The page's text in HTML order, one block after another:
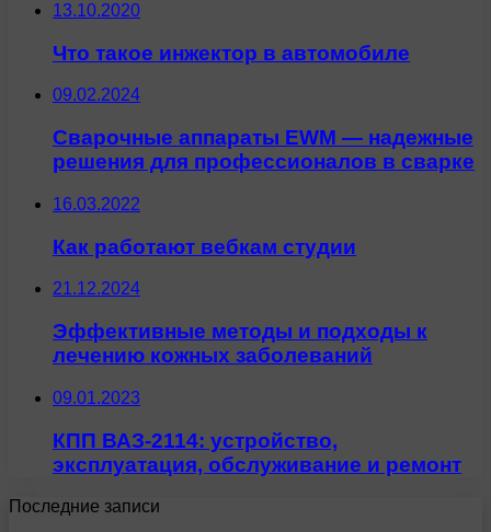
13.10.2020
Что такое инжектор в автомобиле
09.02.2024
Сварочные аппараты EWM — надежные
решения для профессионалов в сварке
16.03.2022
Как работают вебкам студии
21.12.2024
Эффективные методы и подходы к
лечению кожных заболеваний
09.01.2023
КПП ВАЗ-2114: устройство,
эксплуатация, обслуживание и ремонт
Последние записи